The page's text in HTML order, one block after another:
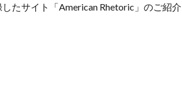
たサイト「American Rhetoric」のご紹介